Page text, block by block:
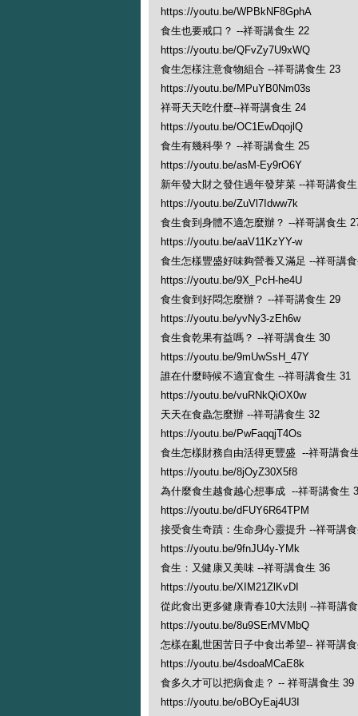
https://youtu.be/WPBkNF8GphA
食生也要戒口？ --祥哥講食生 22
https://youtu.be/QFvZy7U9xWQ
食生怎樣注意食物組合 --祥哥講食生 23
https://youtu.be/MPuYB0Nm03s
祥哥天天吃什麼--祥哥講食生 24
https://youtu.be/OC1EwDqojlQ
食生有幾科學？ --祥哥講食生 25
https://youtu.be/asM-Ey9rO6Y
新年發大財之發住過年發芽菜 --祥哥講食
https://youtu.be/ZuVl7Idww7k
食生食到身體不適怎麼辦？ --祥哥講食生
https://youtu.be/aaV11KzYY-w
食生怎樣豐盛好味夠營養又滿足 --祥哥講
https://youtu.be/9X_PcH-he4U
食生食到好悶怎麼辦？ --祥哥講食生 29
https://youtu.be/yvNy3-zEh6w
食生食乾果有益嗎？ --祥哥講食生 30
https://youtu.be/9mUwSsH_47Y
誰在什麼時候不適宜食生 --祥哥講食生 31
https://youtu.be/vuRNkQiOX0w
天天在食蟲怎麼辦 --祥哥講食生 32
https://youtu.be/PwFaqqjT4Os
食生怎樣財務自由活得更豐盛 --祥哥講食
https://youtu.be/8jOyZ30X5f8
為什麼食生越食越心想事成 --祥哥講食生
https://youtu.be/dFUY6R64TPM
接受食生奇蹟：生命身心靈提升 --祥哥講
https://youtu.be/9fnJU4y-YMk
食生：又健康又美味 --祥哥講食生 36
https://youtu.be/XIM21ZlKvDI
從此食出更多健康青春10大法則 --祥哥講
https://youtu.be/8u9SErMVMbQ
怎樣在亂世困苦日子中食出希望-- 祥哥講
https://youtu.be/4sdoaMCaE8k
食多久才可以把病食走？ -- 祥哥講食生 39
https://youtu.be/oBOyEaj4U3I